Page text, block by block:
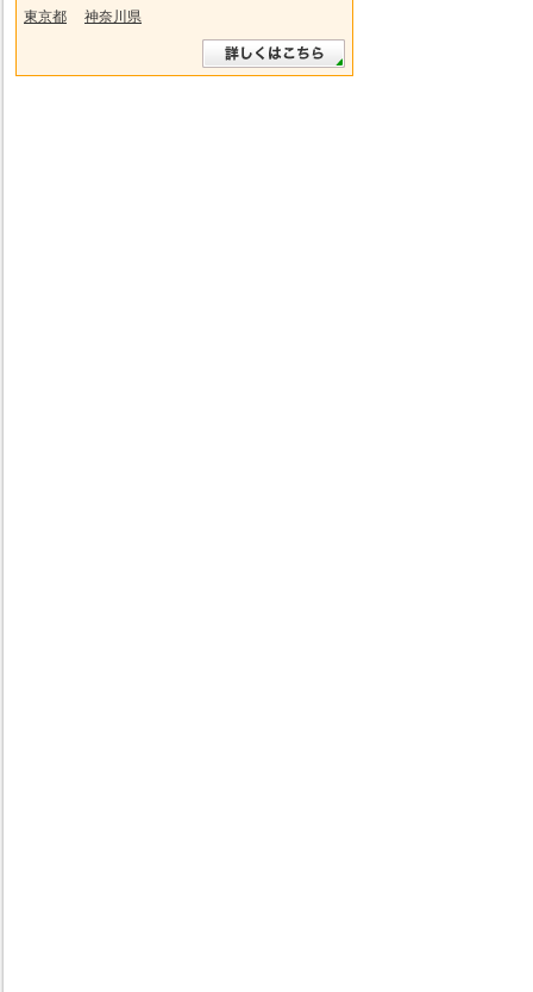
東京都
神奈川県